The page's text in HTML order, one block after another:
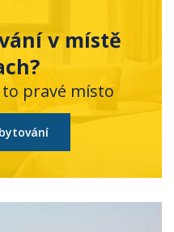
v místě
pravé místo